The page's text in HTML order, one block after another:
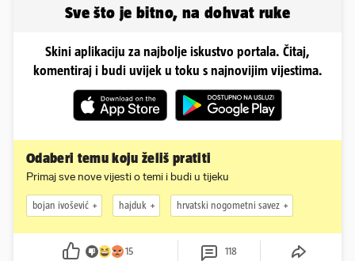
Sve što je bitno, na dohvat ruke
Skini aplikaciju za najbolje iskustvo portala. Čitaj,
komentiraj i budi uvijek u toku s najnovijim vijestima.
Odaberi temu koju želiš pratiti
Primaj sve nove vijesti o temi i budi u tijeku
bojan ivošević hajduk hrvatski nogometni savez
15 118